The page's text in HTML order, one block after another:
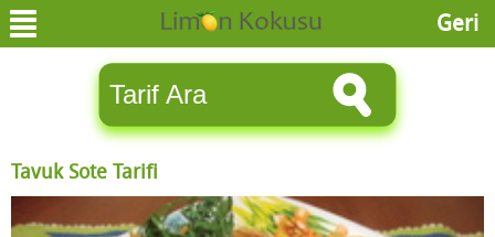
Geri
Tavuk Sote Tarifi